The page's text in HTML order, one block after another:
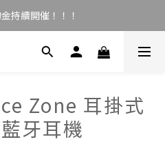
持續開催！！！
Zone 耳掛式
牙耳機